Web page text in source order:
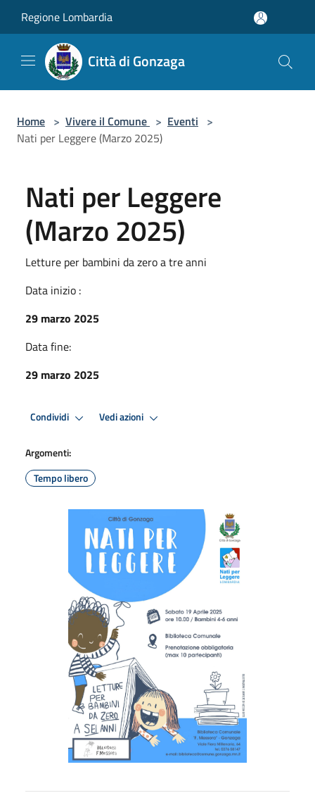
Regione Lombardia
Città di Gonzaga
Home > Vivere il Comune > Eventi >
Nati per Leggere (Marzo 2025)
Nati per Leggere
(Marzo 2025)
Letture per bambini da zero a tre anni
Data inizio :
29 marzo 2025
Data fine:
29 marzo 2025
Condividi Vedi azioni
Argomenti:
Tempo libero